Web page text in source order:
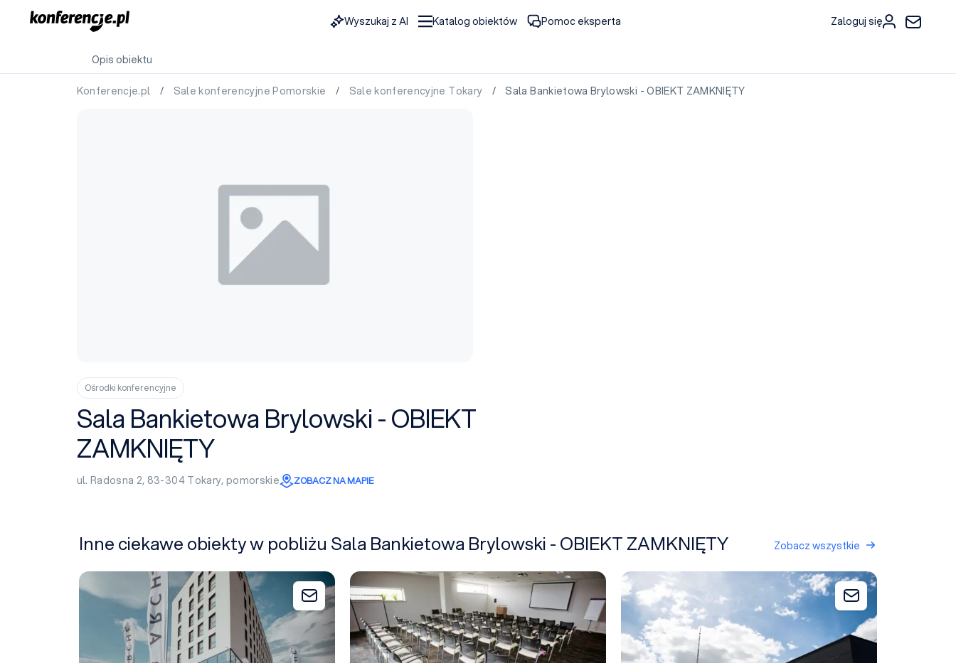
Wyszukaj z AI Katalog obiektów Pomoc eksperta Zaloguj się
Opis obiektu
Konferencje.pl / Sale konferencyjne Pomorskie / Sale konferencyjne Tokary / Sala Bankietowa Brylowski - OBIEKT ZAMKNIĘTY
Ośrodki konferencyjne
Sala Bankietowa Brylowski - OBIEKT
ZAMKNIĘTY
ul. Radosna 2, 83-304 Tokary,pomorskie ZOBACZ NA MAPIE
Inne ciekawe obiekty w pobliżu Sala Bankietowa Brylowski - OBIEKT ZAMKNIĘTY Zobacz wszystkie
Arche Hotel Lotnisko Gdańsk
Dodaj do zapytania
Point For Business P4B- ZAMKNIĘTE
Studio Filmowe Panika S.A.
Dodaj do